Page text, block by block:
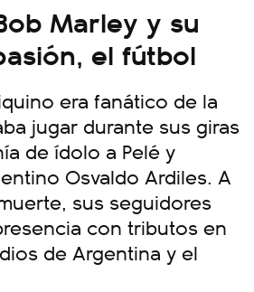
Marley y su
el fútbol
era fanático de la
jugar durante sus giras
de ídolo a Pelé y
Osvaldo Ardiles. A
sus seguidores
con tributos en
de Argentina y el